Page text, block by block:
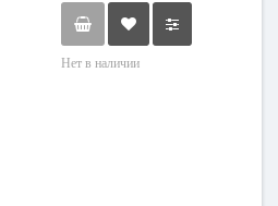
Нет в наличии